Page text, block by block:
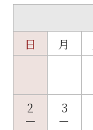
日
月
2
－
3
－